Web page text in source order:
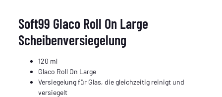
Soft99 Glaco Roll On Large
Scheibenversiegelung
120 ml
Glaco Roll On Large
Versiegelung für Glas, die gleichzeitig reinigt und
versiegelt